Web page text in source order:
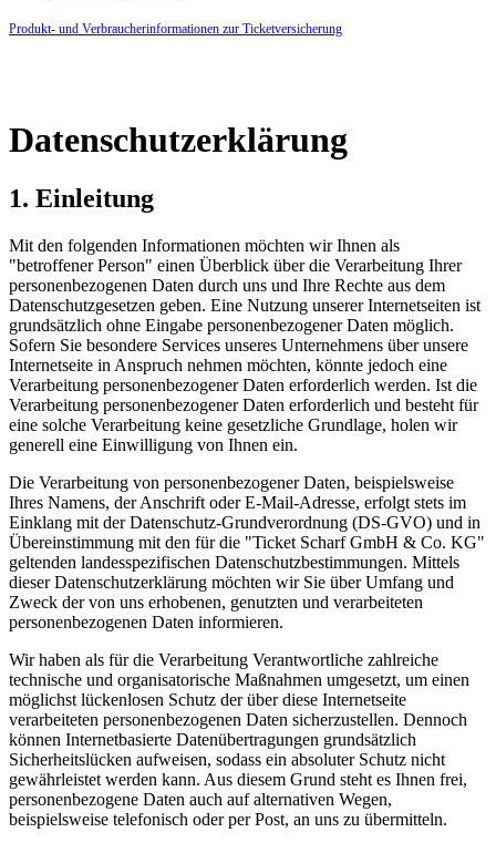
Produkt- und Verbraucherinformationen zur Ticketversicherung
Datenschutzerklärung
1. Einleitung
Mit den folgenden Informationen möchten wir Ihnen als
"betroffener Person" einen Überblick über die Verarbeitung Ihrer
personenbezogenen Daten durch uns und Ihre Rechte aus dem
Datenschutzgesetzen geben. Eine Nutzung unserer Internetseiten ist
grundsätzlich ohne Eingabe personenbezogener Daten möglich.
Sofern Sie besondere Services unseres Unternehmens über unsere
Internetseite in Anspruch nehmen möchten, könnte jedoch eine
Verarbeitung personenbezogener Daten erforderlich werden. Ist die
Verarbeitung personenbezogener Daten erforderlich und besteht für
eine solche Verarbeitung keine gesetzliche Grundlage, holen wir
generell eine Einwilligung von Ihnen ein.
Die Verarbeitung von personenbezogener Daten, beispielsweise
Ihres Namens, der Anschrift oder E-Mail-Adresse, erfolgt stets im
Einklang mit der Datenschutz-Grundverordnung (DS-GVO) und in
Übereinstimmung mit den für die "Ticket Scharf GmbH & Co. KG"
geltenden landesspezifischen Datenschutzbestimmungen. Mittels
dieser Datenschutzerklärung möchten wir Sie über Umfang und
Zweck der von uns erhobenen, genutzten und verarbeiteten
personenbezogenen Daten informieren.
Wir haben als für die Verarbeitung Verantwortliche zahlreiche
technische und organisatorische Maßnahmen umgesetzt, um einen
möglichst lückenlosen Schutz der über diese Internetseite
verarbeiteten personenbezogenen Daten sicherzustellen. Dennoch
können Internetbasierte Datenübertragungen grundsätzlich
Sicherheitslücken aufweisen, sodass ein absoluter Schutz nicht
gewährleistet werden kann. Aus diesem Grund steht es Ihnen frei,
personenbezogene Daten auch auf alternativen Wegen,
beispielsweise telefonisch oder per Post, an uns zu übermitteln.